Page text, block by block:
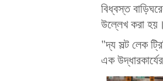
বিধ্বস্ত
উল্লেখ করা হয়।
"দ্য সল্ট লেক
এক